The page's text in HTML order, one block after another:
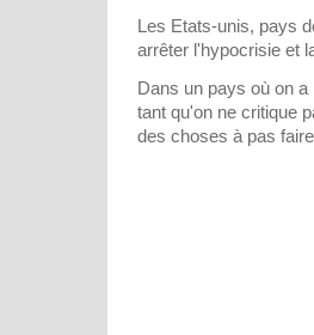
Les Etats-unis, pays
arrêter l'hypocrisie et
Dans un pays où on
tant qu'on ne critique
des choses à pas